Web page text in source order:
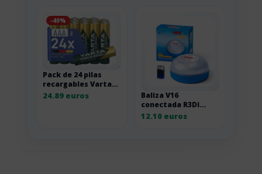
-49%
Pack de 24 pilas
recargables Varta
AAA 1000 mAh
24.89 euros
Baliza V16
conectada R3Di
homologada DGT 3.0
12.10 euros